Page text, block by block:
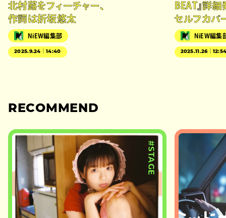
北村蕗をフィーチャー、
作詞は折坂悠太
NiEW編集部
2025.9.24｜14:40
BEAT』詳
セルフカバ
NiEW編集
2025.11.26｜
RECOMMEND
#STAGE